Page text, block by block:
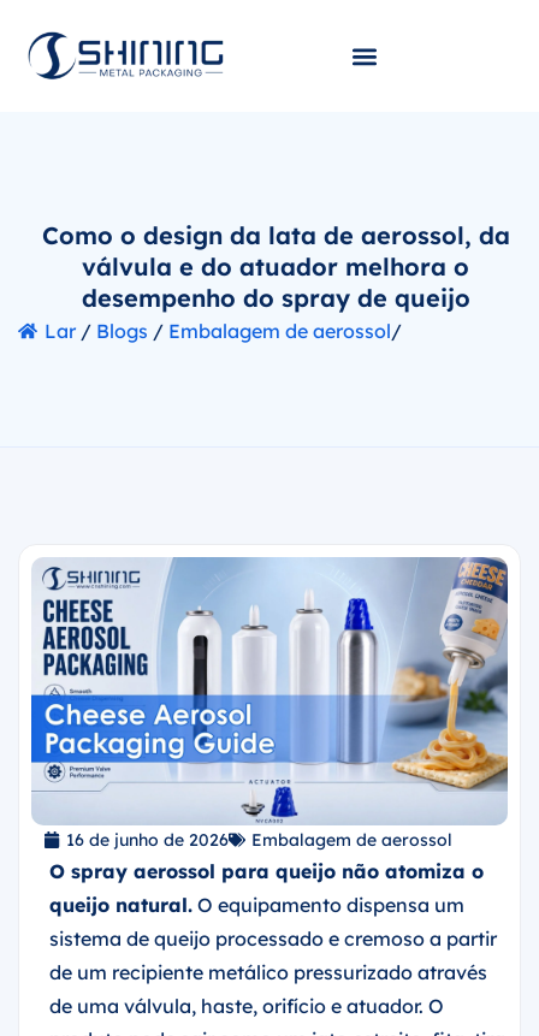
Como o design da lata de aerossol, da
válvula e do atuador melhora o
desempenho do spray de queijo
Lar/ Blogs / Embalagem de aerossol/
16 de junho de 2026 Embalagem de aerossol
O spray aerossol para queijo não atomiza o
queijo natural. O equipamento dispensa um
sistema de queijo processado e cremoso a partir
de um recipiente metálico pressurizado através
de uma válvula, haste, orifício e atuador. O